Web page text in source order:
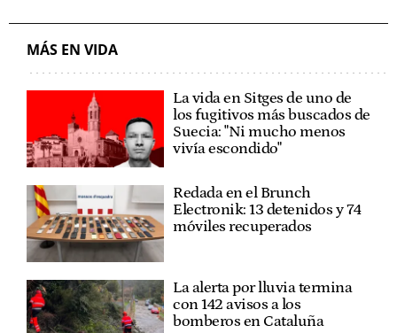
MÁS EN VIDA
La vida en Sitges de uno de
los fugitivos más buscados de
Suecia: "Ni mucho menos
vivía escondido"
Redada en el Brunch
Electronik: 13 detenidos y 74
móviles recuperados
La alerta por lluvia termina
con 142 avisos a los
bomberos en Cataluña